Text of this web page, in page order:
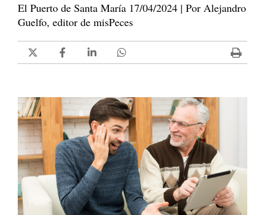
El Puerto de Santa María 17/04/2024 | Por Alejandro
Guelfo, editor de misPeces